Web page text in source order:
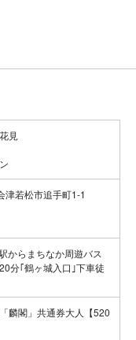
見
津若松市追手町1-1
からまちなか周遊バス
分｢鶴ヶ城入口｣下車徒
麟閣」共通券大人【520